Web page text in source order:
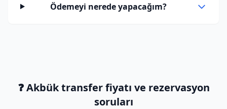
Ödemeyi nerede yapacağım?
❓ Akbük transfer fiyatı ve rezervasyon
soruları